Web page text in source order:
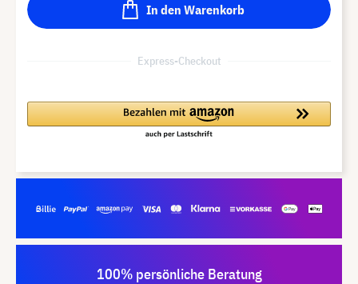
In den Warenkorb
Express-Checkout
100% persönliche Beratung